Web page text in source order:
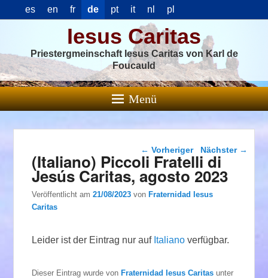
es en fr de pt it nl pl
Iesus Caritas
Priestergmeinschaft Iesus Caritas von Karl de
Foucauld
Menü
Beitragsnavigation
← Vorheriger Nächster →
(Italiano) Piccoli Fratelli di
Jesús Caritas, agosto 2023
Veröffentlicht am21/08/2023 vonFraternidad Iesus
Caritas
Leider ist der Eintrag nur auf Italiano verfügbar.
Dieser Eintrag wurde vonFraternidad Iesus Caritas unter